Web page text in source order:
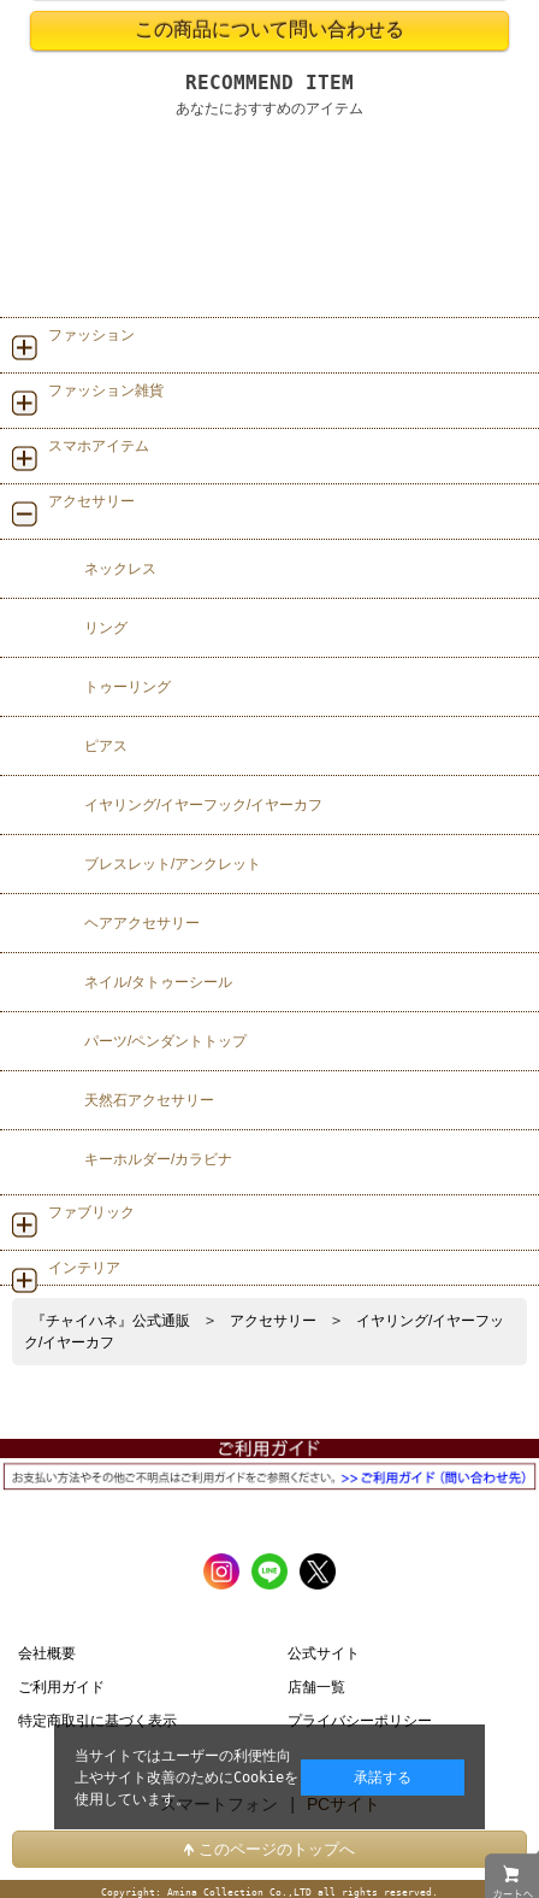
RECOMMEND ITEM
あなたにおすすめのアイテム
ファッション
ファッション雑貨
スマホアイテム
アクセサリー
ネックレス
リング
トゥーリング
ピアス
イヤリング/イヤーフック/イヤーカフ
ブレスレット/アンクレット
ヘアアクセサリー
ネイル/タトゥーシール
パーツ/ペンダントトップ
天然石アクセサリー
キーホルダー/カラビナ
ファブリック
インテリア
『チャイハネ』公式通販 > アクセサリー >
イヤリング/イヤーフッ
ク/イヤーカフ
会社概要
公式サイト
ご利用ガイド
店舗一覧
特定商取引に基づく表示
プライバシーポリシー
スマートフォン | PCサイト
このページのトップへ
Copyright: Amina Collection Co.,LTD all rights reserved.
当サイトではユーザーの利便性向
上やサイト改善のためにCookieを
使用しています。
承諾する